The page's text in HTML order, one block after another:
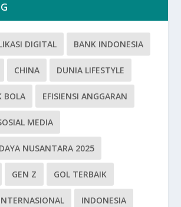
DIGITAL BANK INDONESIA
CHINA DUNIA LIFESTYLE
BOLA EFISIENSI ANGGARAN
MEDIA
NUSANTARA 2025
GEN Z GOL TERBAIK
INDONESIA